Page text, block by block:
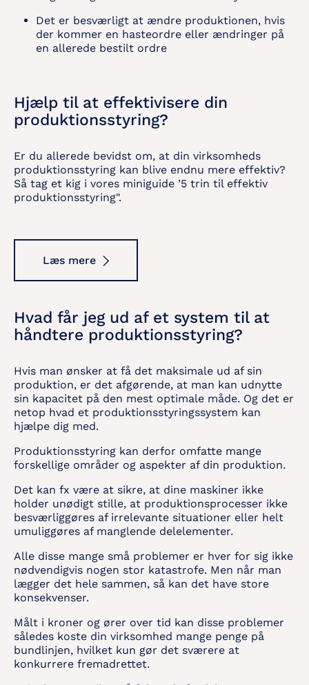
Det er besværligt at ændre produktionen, hvis
der kommer en hasteordre eller ændringer på
en allerede bestilt ordre
Hjælp til at effektivisere din
produktionsstyring?
Er du allerede bevidst om, at din virksomheds
produktionsstyring kan blive endnu mere effektiv?
Så tag et kig i vores miniguide ’5 trin til effektiv
produktionsstyring".
Læs mere
Hvad får jeg ud af et system til at
håndtere produktionsstyring?
Hvis man ønsker at få det maksimale ud af sin
produktion, er det afgørende, at man kan udnytte
sin kapacitet på den mest optimale måde. Og det er
netop hvad et produktionsstyringssystem kan
hjælpe dig med.
Produktionsstyring kan derfor omfatte mange
forskellige områder og aspekter af din produktion.
Det kan fx være at sikre, at dine maskiner ikke
holder unødigt stille, at produktionsprocesser ikke
besværliggøres af irrelevante situationer eller helt
umuliggøres af manglende delelementer.
Alle disse mange små problemer er hver for sig ikke
nødvendigvis nogen stor katastrofe. Men når man
lægger det hele sammen, så kan det have store
konsekvenser.
Målt i kroner og ører over tid kan disse problemer
således koste din virksomhed mange penge på
bundlinjen, hvilket kun gør det sværere at
konkurrere fremadrettet.